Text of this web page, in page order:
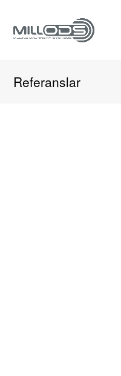
Referanslar